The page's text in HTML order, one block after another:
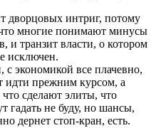
дворцовых интриг, потому
многие понимают минусы
и транзит власти, о котором
исключен.
с экономикой все плачевно,
идти прежним курсом, а
сделают элиты, что
гадать не буду, но шансы,
дернет стоп-кран, есть.